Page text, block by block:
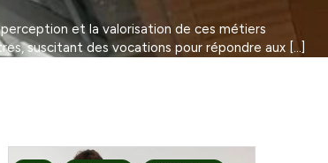
perception et la valorisation de ces métiers
suscitant des vocations pour répondre aux […]